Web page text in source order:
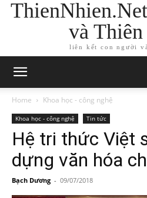
và
liên kết con người
Home Khoa học - công nghệ
Khoa học - công nghệ Tin tức
Hệ tri thức Việt
dựng văn hóa
Bạch Dương - 09/07/2018